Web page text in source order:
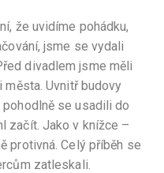
že uvidíme pohádku,
jsme se vydali
divadlem jsme měli
Uvnitř budovy
se usadili do
začít. Jako v knížce –
protivná. Celý příběh se
zatleskali.